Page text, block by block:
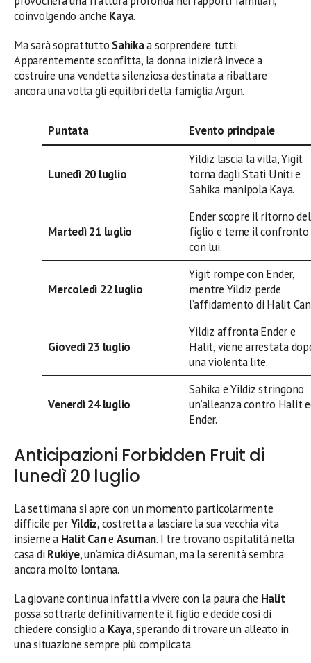
coinvolgendo anche Kaya.
Ma sarà soprattutto Sahikaa sorprendere tutti.
Apparentemente sconfitta, la donna inizierà invece a
costruire una vendetta silenziosa destinata a ribaltare
ancora una volta gli equilibri della famiglia Argun.
Puntata Evento principale
Lunedì 20 luglio
Yildiz lascia la villa, Yigit
torna dagli Stati Uniti e
Sahika manipola Kaya.
Martedì 21 luglio
Ender scopre il ritorno del
figlio e teme il confronto
con lui.
Mercoledì 22 luglio
Yigit rompe con Ender,
mentre Yildiz perde
l’affidamento di Halit
Giovedì 23 luglio
Yildiz affronta Ender e
Halit, viene arrestata
una violenta lite.
Venerdì 24 luglio
Sahika e Yildiz stringono
un’alleanza contro Halit
Ender.
Anticipazioni Forbidden Fruit di
lunedì 20 luglio
La settimana si apre con un momento particolarmente
difficile perYildiz, costretta a lasciare la sua vecchia vita
insieme a Halit Cane Asuman. I tre trovano ospitalità nella
casa di Rukiye, un’amica di Asuman, ma la serenità sembra
ancora molto lontana.
La giovane continua infatti a vivere con la paura che Halit
possa sottrarle definitivamente il figlio e decide così di
chiedere consiglio a Kaya, sperando di trovare un alleato in
una situazione sempre più complicata.